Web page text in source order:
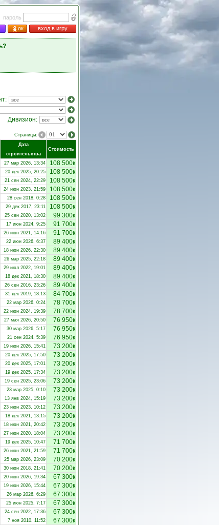
пароль
ок вход в игру
Дивизион:
Страницы:
Дата
строительства
Стоимость
27 мар 2026, 13:34 108 500к
20 дек 2025, 20:25 108 500к
21 сен 2024, 22:29 108 500к
24 июн 2023, 21:59 108 500к
28 сен 2018, 0:28 108 500к
29 дек 2017, 23:11 108 500к
25 сен 2020, 13:02 99 300к
17 июн 2024, 9:25 91 700к
26 июн 2021, 14:16 91 700к
22 июн 2026, 6:37 89 400к
18 июн 2026, 22:30 89 400к
26 мар 2025, 22:18 89 400к
29 июл 2022, 19:01 89 400к
18 дек 2021, 18:30 89 400к
26 сен 2016, 23:26 89 400к
31 дек 2019, 18:13 84 700к
22 мар 2026, 0:24 78 700к
22 июн 2024, 19:39 78 700к
27 мая 2026, 20:50 76 950к
30 мар 2026, 5:17 76 950к
21 сен 2024, 5:39 76 950к
19 июн 2026, 15:41 73 200к
20 дек 2025, 17:50 73 200к
20 дек 2025, 17:01 73 200к
19 дек 2025, 17:34 73 200к
19 сен 2025, 23:06 73 200к
23 мар 2025, 0:10 73 200к
13 янв 2024, 15:19 73 200к
23 июн 2023, 10:12 73 200к
18 дек 2021, 13:15 73 200к
18 июн 2021, 20:42 73 200к
27 июн 2020, 18:04 73 200к
19 дек 2025, 10:47 71 700к
26 июн 2021, 21:59 71 700к
25 мар 2026, 23:09 70 200к
30 июн 2018, 21:41 70 200к
20 июн 2026, 19:34 67 300к
19 июн 2026, 15:44 67 300к
26 мар 2026, 6:29 67 300к
25 июн 2025, 7:17 67 300к
24 сен 2022, 17:36 67 300к
7 ноя 2010, 11:52 67 300к